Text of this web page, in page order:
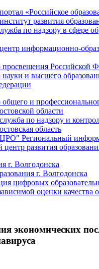
«Российское
развития
по надзору в сфере
информационно-
Российской
и высшего
и
области
по надзору и
область
Региональный
центр развития
г. Волгодонска
г. Волгодонска
цифровых
оценки качества
экономических